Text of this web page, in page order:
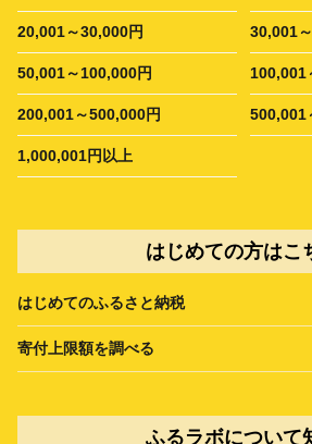
20,001～30,000円 30,001
50,001～100,000円 100,001
200,001～500,000円 500,001
1,000,001円以上
はじめての方はこ
はじめてのふるさと納税
寄付上限額を調べる
ふるラボについて